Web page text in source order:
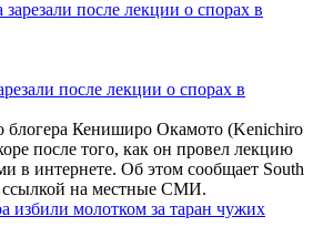
после лекции о спорах в
блогера Кениширо Окамото (Kenichiro
после того, как он провел лекцию
в интернете. Об этом сообщает South
ссылкой на местные СМИ.